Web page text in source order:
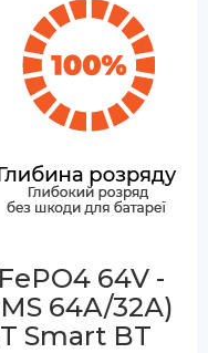
64V -
64A/32А)
Smart BT